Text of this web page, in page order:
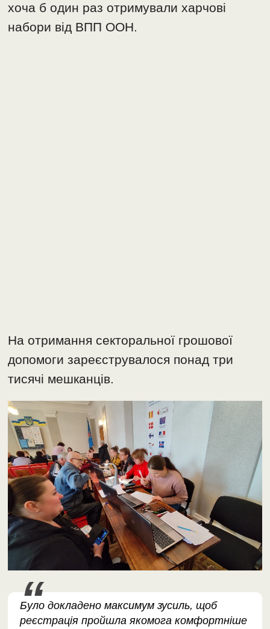
хоча б один раз отримували харчові
набори від ВПП ООН.
На отримання секторальної грошової
допомоги зареєструвалося понад три
тисячі мешканців.
Було докладено максимум зусиль, щоб
реєстрація пройшла якомога комфортніше